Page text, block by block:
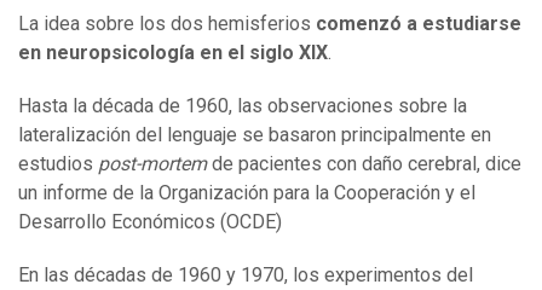
La idea sobre los dos hemisferios comenzó a estudiarse
en neuropsicología en el siglo XIX.
Hasta la década de 1960, las observaciones sobre la
lateralización del lenguaje se basaron principalmente en
estudios post-mortemde pacientes con daño cerebral, dice
un informe de la Organización para la Cooperación y el
Desarrollo Económicos (OCDE)
En las décadas de 1960 y 1970, los experimentos del